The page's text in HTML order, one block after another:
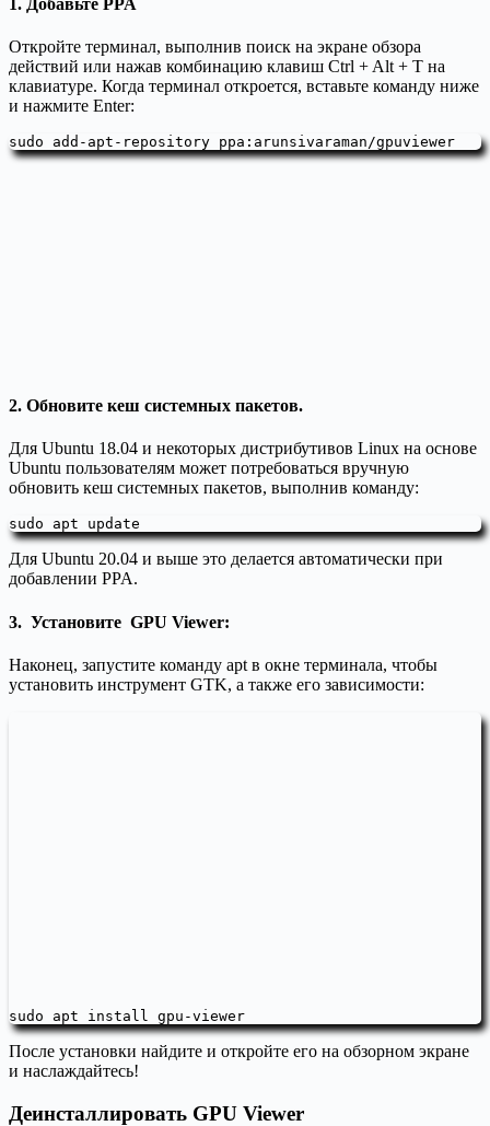
Откройте терминал, выполнив поиск на экране обзора
действий или нажав комбинацию клавиш Ctrl + Alt + T на
клавиатуре. Когда терминал откроется, вставьте команду ниже
и нажмите Enter:
sudo add-apt-repository ppa:arunsivaraman/gpuviewer
2. Обновите кеш системных пакетов.
Для Ubuntu 18.04 и некоторых дистрибутивов Linux на основе
Ubuntu пользователям может потребоваться вручную
обновить кеш системных пакетов, выполнив команду:
sudo apt update
Для Ubuntu 20.04 и выше это делается автоматически при
добавлении PPA.
3. Установите GPU Viewer:
Наконец, запустите команду apt в окне терминала, чтобы
установить инструмент GTK, а также его зависимости:
sudo apt install gpu-viewer
После установки найдите и откройте его на обзорном экране
и наслаждайтесь!
Деинсталлировать GPU Viewer